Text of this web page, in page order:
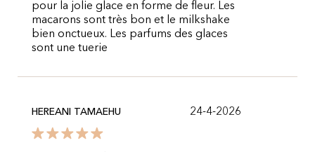
pour la jolie glace en forme de fleur. Les
macarons sont très bon et le milkshake
bien onctueux. Les parfums des glaces
sont une tuerie
HEREANI TAMAEHU 24-4-2026